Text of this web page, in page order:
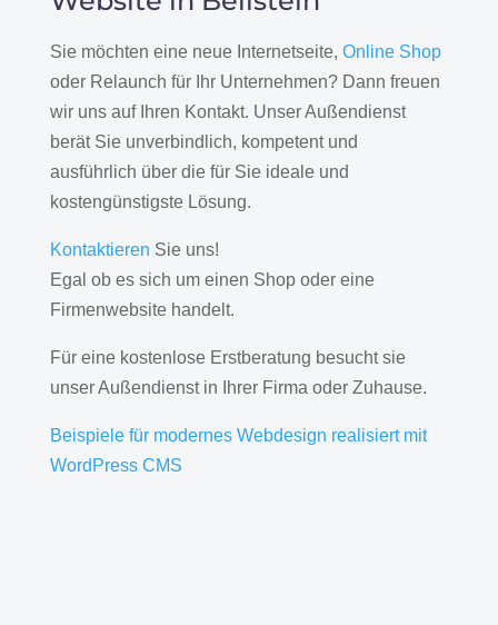
Sie möchten eine neue Internetseite, Online Shop
oder Relaunch für Ihr Unternehmen? Dann freuen
wir uns auf Ihren Kontakt. Unser Außendienst
berät Sie unverbindlich, kompetent und
ausführlich über die für Sie ideale und
kostengünstigste Lösung.
Kontaktieren Sie uns!
Egal ob es sich um einen Shop oder eine
Firmenwebsite handelt.
Für eine kostenlose Erstberatung besucht sie
unser Außendienst in Ihrer Firma oder Zuhause.
Beispiele für modernes Webdesign realisiert mit
WordPress CMS